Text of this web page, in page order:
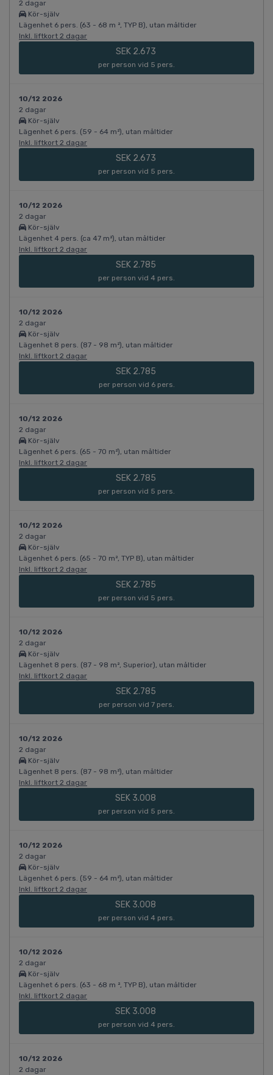
2 dagar
Kör-själv
Lägenhet 6 pers. (63 - 68 m ², TYP B), utan måltider
Inkl. liftkort 2 dagar
SEK 2.673
per person vid 5 pers.
10/12 2026
2 dagar
Kör-själv
Lägenhet 6 pers. (59 - 64 m²), utan måltider
Inkl. liftkort 2 dagar
SEK 2.673
per person vid 5 pers.
10/12 2026
2 dagar
Kör-själv
Lägenhet 4 pers. (ca 47 m²), utan måltider
Inkl. liftkort 2 dagar
SEK 2.785
per person vid 4 pers.
10/12 2026
2 dagar
Kör-själv
Lägenhet 8 pers. (87 - 98 m²), utan måltider
Inkl. liftkort 2 dagar
SEK 2.785
per person vid 6 pers.
10/12 2026
2 dagar
Kör-själv
Lägenhet 6 pers. (65 - 70 m²), utan måltider
Inkl. liftkort 2 dagar
SEK 2.785
per person vid 5 pers.
10/12 2026
2 dagar
Kör-själv
Lägenhet 6 pers. (65 - 70 m², TYP B), utan måltider
Inkl. liftkort 2 dagar
SEK 2.785
per person vid 5 pers.
10/12 2026
2 dagar
Kör-själv
Lägenhet 8 pers. (87 - 98 m², Superior), utan måltider
Inkl. liftkort 2 dagar
SEK 2.785
per person vid 7 pers.
10/12 2026
2 dagar
Kör-själv
Lägenhet 8 pers. (87 - 98 m²), utan måltider
Inkl. liftkort 2 dagar
SEK 3.008
per person vid 5 pers.
10/12 2026
2 dagar
Kör-själv
Lägenhet 6 pers. (59 - 64 m²), utan måltider
Inkl. liftkort 2 dagar
SEK 3.008
per person vid 4 pers.
10/12 2026
2 dagar
Kör-själv
Lägenhet 6 pers. (63 - 68 m ², TYP B), utan måltider
Inkl. liftkort 2 dagar
SEK 3.008
per person vid 4 pers.
10/12 2026
2 dagar